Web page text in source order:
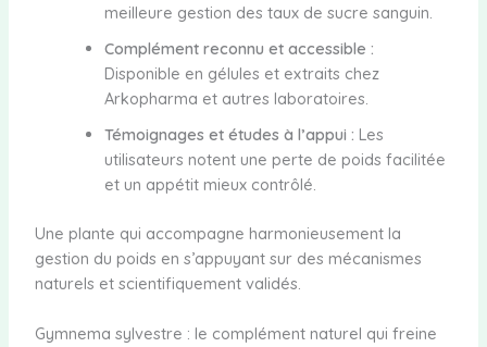
meilleure gestion des taux de sucre sanguin.
Complément reconnu et accessible :
Disponible en gélules et extraits chez
Arkopharma et autres laboratoires.
Témoignages et études à l’appui : Les
utilisateurs notent une perte de poids facilitée
et un appétit mieux contrôlé.
Une plante qui accompagne harmonieusement la
gestion du poids en s’appuyant sur des mécanismes
naturels et scientifiquement validés.
Gymnema sylvestre : le complément naturel qui freine